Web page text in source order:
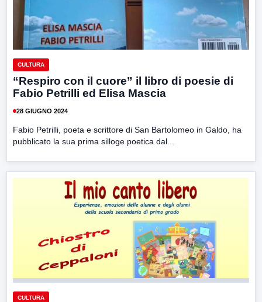
CULTURA
“Respiro con il cuore” il libro di poesie di
Fabio Petrilli ed Elisa Mascia
28 GIUGNO 2024
Fabio Petrilli, poeta e scrittore di San Bartolomeo in Galdo, ha
pubblicato la sua prima silloge poetica dal...
CULTURA